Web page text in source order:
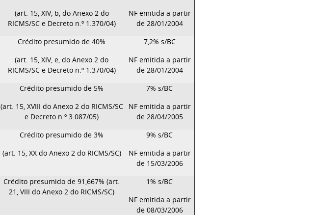
(art. 15, XIV, b, do Anexo 2 do
RICMS/SC e Decreto n.º 1.370/04)
NF emitida a partir
de 28/01/2004
Crédito presumido de 40%
(art. 15, XIV, e, do Anexo 2 do
RICMS/SC e Decreto n.º 1.370/04)
7,2% s/BC
NF emitida a partir
de 28/01/2004
Crédito presumido de 5%
(art. 15, XVIII do Anexo 2 do RICMS/SC
e Decreto n.º 3.087/05)
7% s/BC
NF emitida a partir
de 28/04/2005
Crédito presumido de 3%
(art. 15, XX do Anexo 2 do RICMS/SC)
9% s/BC
NF emitida a partir
de 15/03/2006
Crédito presumido de 91,667% (art.
21, VIII do Anexo 2 do RICMS/SC)
1% s/BC
NF emitida a partir
de 08/03/2006